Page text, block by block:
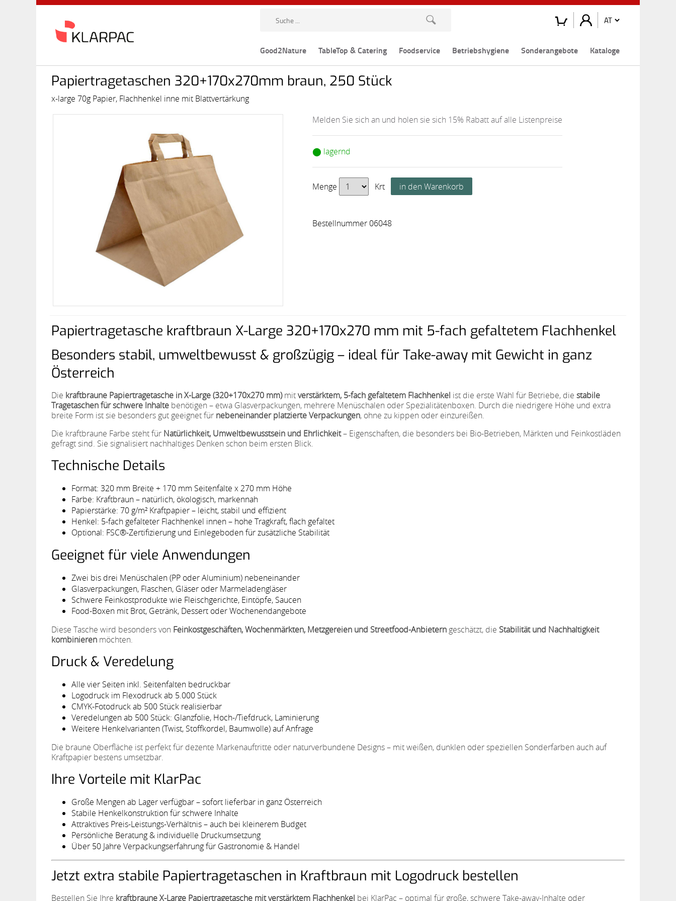
Good2Nature TableTop & Catering Foodservice Betriebshygiene Sonderangebote Kataloge
Papiertragetaschen 320+170x270mm braun, 250 Stück
x-large 70g Papier, Flachhenkel inne mit Blattvertärkung
Melden Sie sich an und holen sie sich 15% Rabatt auf alle Listenpreise
⬤ lagernd
Menge Krt
Bestellnummer 06048
Papiertragetasche kraftbraun X-Large 320+170x270 mm mit 5-fach gefaltetem Flachhenkel
Besonders stabil, umweltbewusst & großzügig – ideal für Take-away mit Gewicht in ganz
Österreich
Die kraftbraune Papiertragetasche in X-Large (320+170x270 mm)mitverstärktem, 5-fach gefaltetem Flachhenkel ist die erste Wahl für Betriebe, die stabile
Tragetaschen für schwere Inhalte benötigen – etwa Glasverpackungen, mehrere Menüschalen oder Spezialitätenboxen. Durch die niedrigere Höhe und extra
breite Form ist sie besonders gut geeignet für nebeneinander platzierte Verpackungen, ohne zu kippen oder einzureißen.
Die kraftbraune Farbe steht für Natürlichkeit, Umweltbewusstsein und Ehrlichkeit– Eigenschaften, die besonders bei Bio-Betrieben, Märkten und Feinkostläden
gefragt sind. Sie signalisiert nachhaltiges Denken schon beim ersten Blick.
Technische Details
Format: 320 mm Breite + 170 mm Seitenfalte x 270 mm Höhe
Farbe: Kraftbraun – natürlich, ökologisch, markennah
Papierstärke: 70 g/m² Kraftpapier – leicht, stabil und effizient
Henkel: 5-fach gefalteter Flachhenkel innen – hohe Tragkraft, flach gefaltet
Optional: FSC®-Zertifizierung und Einlegeboden für zusätzliche Stabilität
Geeignet für viele Anwendungen
Zwei bis drei Menüschalen (PP oder Aluminium) nebeneinander
Glasverpackungen, Flaschen, Gläser oder Marmeladengläser
Schwere Feinkostprodukte wie Fleischgerichte, Eintöpfe, Saucen
Food-Boxen mit Brot, Getränk, Dessert oder Wochenendangebote
Diese Tasche wird besonders von Feinkostgeschäften, Wochenmärkten, Metzgereien und Streetfood-Anbietern geschätzt, die Stabilität und Nachhaltigkeit
kombinieren möchten.
Druck & Veredelung
Alle vier Seiten inkl. Seitenfalten bedruckbar
Logodruck im Flexodruck ab 5.000 Stück
CMYK-Fotodruck ab 500 Stück realisierbar
Veredelungen ab 500 Stück: Glanzfolie, Hoch-/Tiefdruck, Laminierung
Weitere Henkelvarianten (Twist, Stoffkordel, Baumwolle) auf Anfrage
Die braune Oberfläche ist perfekt für dezente Markenauftritte oder naturverbundene Designs – mit weißen, dunklen oder speziellen Sonderfarben auch auf
Kraftpapier bestens umsetzbar.
Ihre Vorteile mit KlarPac
Große Mengen ab Lager verfügbar – sofort lieferbar in ganz Österreich
Stabile Henkelkonstruktion für schwere Inhalte
Attraktives Preis-Leistungs-Verhältnis – auch bei kleinerem Budget
Persönliche Beratung & individuelle Druckumsetzung
Über 50 Jahre Verpackungserfahrung für Gastronomie & Handel
Jetzt extra stabile Papiertragetaschen in Kraftbraun mit Logodruck bestellen
Bestellen Sie Ihre kraftbraune X-Large Papiertragetasche mit verstärktem Flachhenkel bei KlarPac – optimal für große, schwere Take-away-Inhalte oder